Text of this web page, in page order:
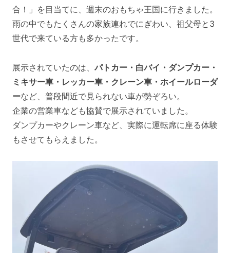
合！」を目当てに、週末のおもちゃ王国に行きました。
雨の中でもたくさんの家族連れでにぎわい、祖父母と3
世代で来ている方も多かったです。
展示されていたのは、 パトカー・白バイ・ダンプカー・
ミキサー車・レッカー車・クレーン車・ホイールローダ
ーなど、普段間近で見られない車が勢ぞろい。
企業の営業車なども協賛で展示されていました。
ダンプカーやクレーン車など、実際に運転席に座る体験
もさせてもらえました。